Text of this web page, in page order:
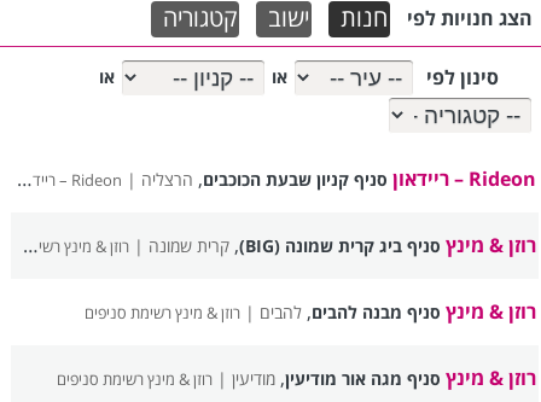
הצג חנויות לפי חנות ישוב קטגוריה
סינון לפי או או
Rideon – ריידאון סניף קניון שבעת הכוכבים, הרצליה | Rideon – ריידאון רשימת סניפים
רוזן & מינץ סניף ביג קרית שמונה (BIG) ,קרית שמונה |רוזן & מינץ רשימת סניפים
רוזן & מינץ סניף מבנה להבים,להבים |רוזן & מינץ רשימת סניפים
רוזן & מינץ סניף מגה אור מודיעין,מודיעין |רוזן & מינץ רשימת סניפים